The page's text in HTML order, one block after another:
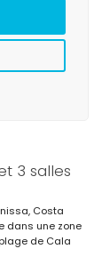
3 salles
Costa
dans une zone
de Cala